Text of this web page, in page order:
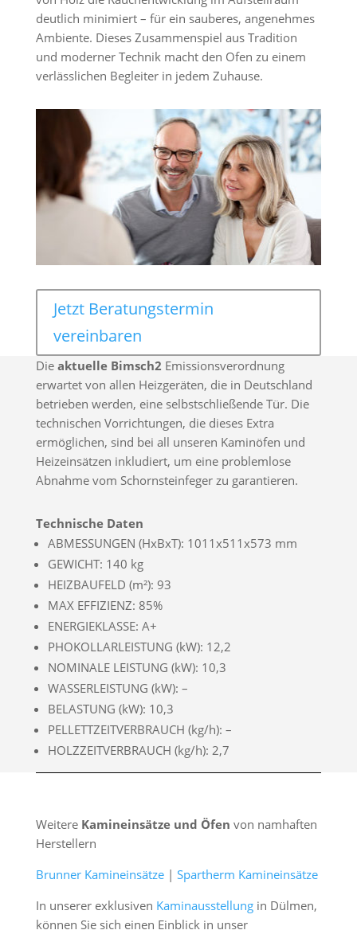
deutlich minimiert – für ein sauberes, angenehmes
Ambiente. Dieses Zusammenspiel aus Tradition
und moderner Technik macht den Ofen zu einem
verlässlichen Begleiter in jedem Zuhause.
Jetzt Beratungstermin
vereinbaren
Die aktuelle Bimsch2 Emissionsverordnung
erwartet von allen Heizgeräten, die in Deutschland
betrieben werden, eine selbstschließende Tür. Die
technischen Vorrichtungen, die dieses Extra
ermöglichen, sind bei all unseren Kaminöfen und
Heizeinsätzen inkludiert, um eine problemlose
Abnahme vom Schornsteinfeger zu garantieren.
Technische Daten
ABMESSUNGEN (HxBxT): 1011x511x573 mm
GEWICHT: 140 kg
HEIZBAUFELD (m²): 93
MAX EFFIZIENZ: 85%
ENERGIEKLASSE: A+
PHOKOLLARLEISTUNG (kW): 12,2
NOMINALE LEISTUNG (kW): 10,3
WASSERLEISTUNG (kW): –
BELASTUNG (kW): 10,3
PELLETTZEITVERBRAUCH (kg/h): –
HOLZZEITVERBRAUCH (kg/h): 2,7
Weitere Kamineinsätze und Öfen von namhaften
Herstellern
Brunner Kamineinsätze| Spartherm Kamineinsätze
In unserer exklusiven Kaminausstellungin Dülmen,
können Sie sich einen Einblick in unser